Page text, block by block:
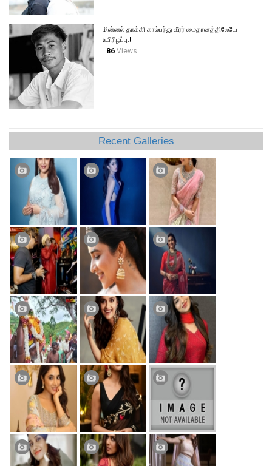
மின்னல் தாக்கி கால்பந்து வீரர் மைதானத்திலேயே
உயிரிழப்பு.!
86 Views
Recent Galleries